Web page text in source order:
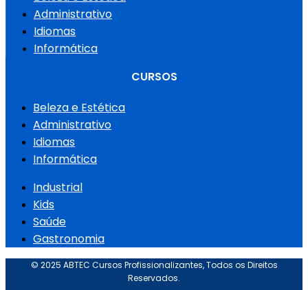
Administrativo
Idiomas
Informática
CURSOS
Beleza e Estética
Administrativo
Idiomas
Informática
Industrial
Kids
Saúde
Gastronomia
© 2025 ABTEC Cursos Profissionalizantes, Todos os Direitos
Reservados.